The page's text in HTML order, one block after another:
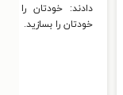
دادند: خودتان را
خودتان را بسازید.